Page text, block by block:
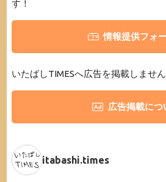
す！
情報提供フォ
いたばしTIMESへ広告を掲載しません
広告掲載につ
itabashi.times